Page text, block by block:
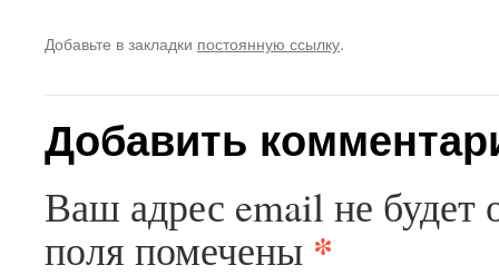
Добавьте в закладки постоянную ссылку.
Добавить
Ваш адрес email не будет
поля помечены *